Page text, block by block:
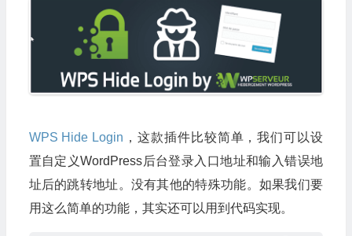
WPS Hide Login ，这款插件比较简单，我们可以设
置自定义WordPress后台登录入口地址和输入错误地
址后的跳转地址。没有其他的特殊功能。如果我们要
用这么简单的功能，其实还可以用到代码实现。